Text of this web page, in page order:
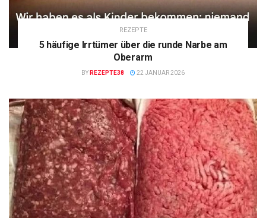
REZEPTE
5 häufige Irrtümer über die runde Narbe am
Oberarm
BY REZEPTE38 22 JANUAR 2026